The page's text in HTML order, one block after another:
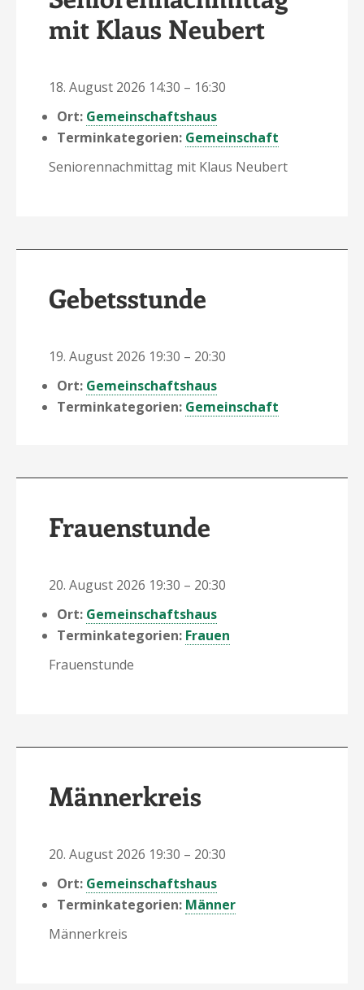
mit Klaus Neubert
18. August 2026 14:30 – 16:30
Ort: Gemeinschaftshaus
Terminkategorien: Gemeinschaft
Seniorennachmittag mit Klaus Neubert
Gebetsstunde
19. August 2026 19:30 – 20:30
Ort: Gemeinschaftshaus
Terminkategorien: Gemeinschaft
Frauenstunde
20. August 2026 19:30 – 20:30
Ort: Gemeinschaftshaus
Terminkategorien: Frauen
Frauenstunde
Männerkreis
20. August 2026 19:30 – 20:30
Ort: Gemeinschaftshaus
Terminkategorien: Männer
Männerkreis